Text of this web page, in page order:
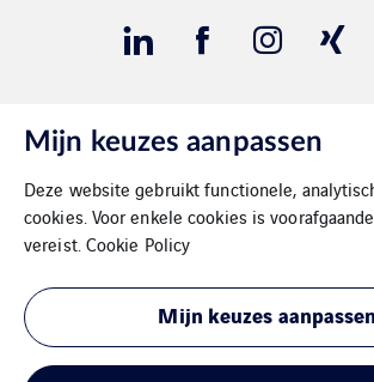
Contact
Gegevensbeschermimg
Impressum
Cookies
Sitemap
Mijn keuzes aanpassen
Deze website gebruikt functionele,
cookies. Voor enkele cookies is
vereist. Cookie Policy
Mijn keuzes aanpassen